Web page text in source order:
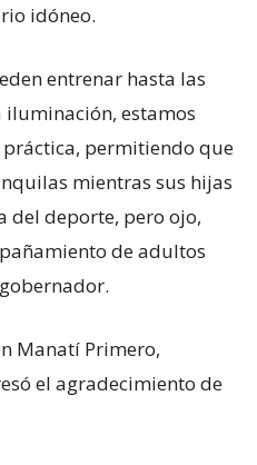
idóneo.
entrenar hasta las
iluminación, estamos
permitiendo que
mientras sus hijas
del deporte, pero ojo,
de adultos
Manatí Primero,
el agradecimiento de